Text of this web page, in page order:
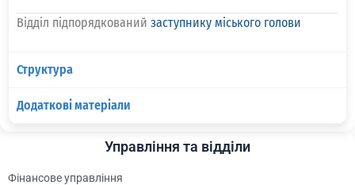
Відділ підпорядкований заступнику міського голови
Структура
Додаткові матеріали
Управління та відділи
Фінансове управління